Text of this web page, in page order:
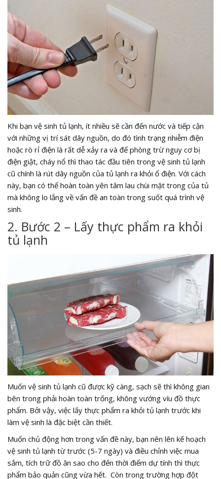
Khi bạn vệ sinh tủ lạnh, ít nhiều sẽ cần đến nước và tiếp cận
với những vị trí sát dây nguồn, do đó tình trạng nhiễm điện
hoặc rò rỉ điện là rất dễ xảy ra và để phòng trừ nguy cơ bị
điện giật, cháy nổ thì thao tác đầu tiên trong vệ sinh tủ lạnh
cũ chính là rút dây nguồn của tủ lạnh ra khỏi ổ điện. Với cách
này, bạn có thể hoàn toàn yên tâm lau chùi mặt trong của tủ
mà không lo lắng về vấn đề an toàn trong suốt quá trình vệ
sinh.
2. Bước 2 – Lấy thực phẩm ra khỏi
tủ lạnh
Muốn vệ sinh tủ lạnh cũ được kỹ càng, sạch sẽ thì không gian
bên trong phải hoàn toàn trống, không vướng víu đồ thực
phẩm. Bởi vậy, việc lấy thực phẩm ra khỏi tủ lạnh trước khi
làm vệ sinh là đặc biệt cần thiết.
Muốn chủ động hơn trong vấn đề này, bạn nên lên kế hoạch
vệ sinh tủ lạnh từ trước (5-7 ngày) và điều chỉnh việc mua
sắm, tích trữ đồ ăn sao cho đến thời điểm dự tính thì thực
phẩm bảo quản cũng vừa hết. Còn trong trường hợp đột